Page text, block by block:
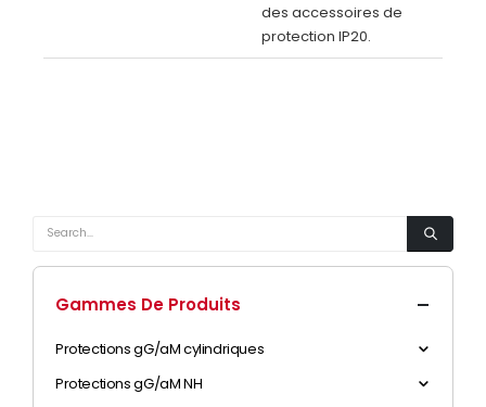
des accessoires de
protection IP20.
Gammes De Produits
Protections gG/aM cylindriques
Protections gG/aM NH